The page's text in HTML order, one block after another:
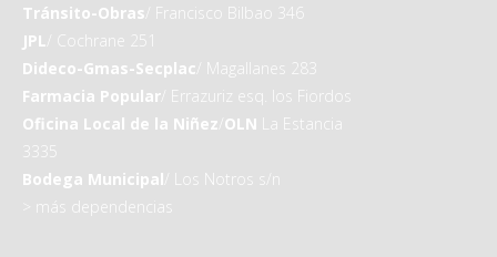
Tránsito-Obras / Francisco Bilbao 346
JPL / Cochrane 251
Dideco-Gmas-Secplac / Magallanes 283
Farmacia Popular / Errazuriz esq. los Fiordos
Oficina Local de la Niñez OLN La Estancia
3335
Bodega Municipal / Los Notros s/n
más dependencias